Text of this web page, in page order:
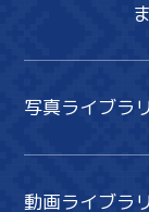
写真ライブラ
動画ライブラ